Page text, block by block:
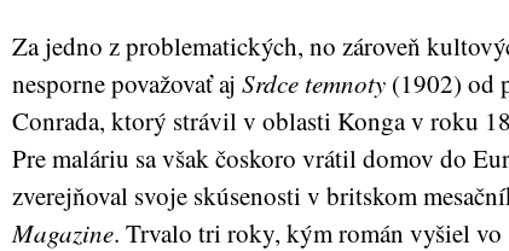
Za jedno z problematických, no zároveň
nesporne považovať aj Srdce temnoty(1902) od
Conrada, ktorý strávil v oblasti Konga v roku
Pre maláriu sa však čoskoro vrátil domov do
zverejňoval svoje skúsenosti v britskom
Magazine. Trvalo tri roky, kým román vyšiel vo